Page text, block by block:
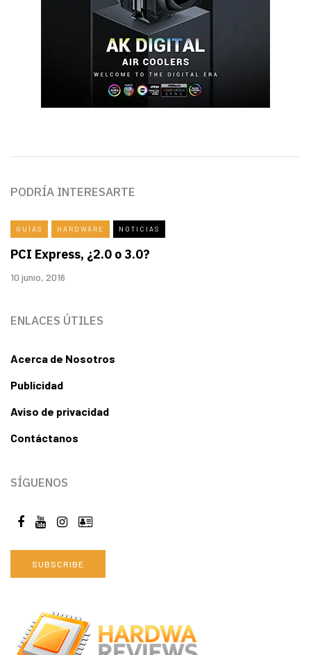
PODRÍA INTERESARTE
GUÍAS HARDWARE NOTICIAS
PCI Express, ¿2.0 o 3.0?
10 junio, 2016
ENLACES ÚTILES
Acerca de Nosotros
Publicidad
Aviso de privacidad
Contáctanos
SÍGUENOS
SUBSCRIBE